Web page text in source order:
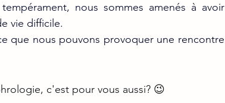
nous sommes amenés à avoir
vie difficile.
que nous pouvons provoquer une rencontre
c'est pour vous aussi? 😉